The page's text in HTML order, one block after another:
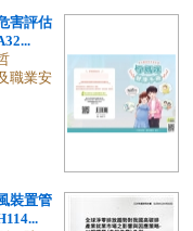
害評估
職業安
裝置管